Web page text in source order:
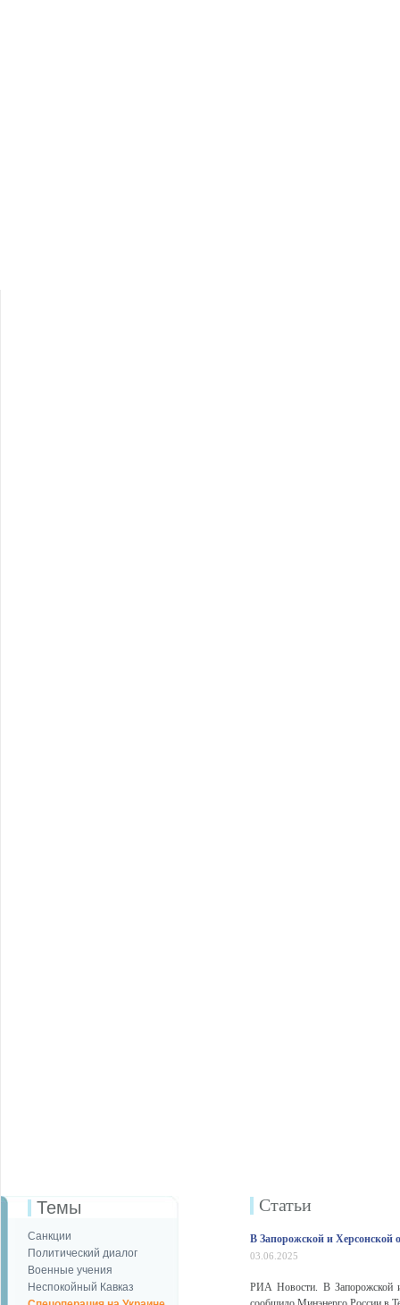
Темы
Санкции
Политический диалог
Военные учения
Неспокойный Кавказ
Статьи
В Запорожской и Херсонской
03.06.2025
РИА Новости. В Запорожской и